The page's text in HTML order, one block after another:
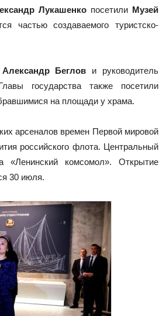
Лукашенко посетили Музей
частью создаваемого туристско-
Александр Беглов и руководитель
государства также посетили
на площади у храма.
арсеналов времен Первой мировой
российского флота. Центральный
комсомол». Открытие
30 июля.